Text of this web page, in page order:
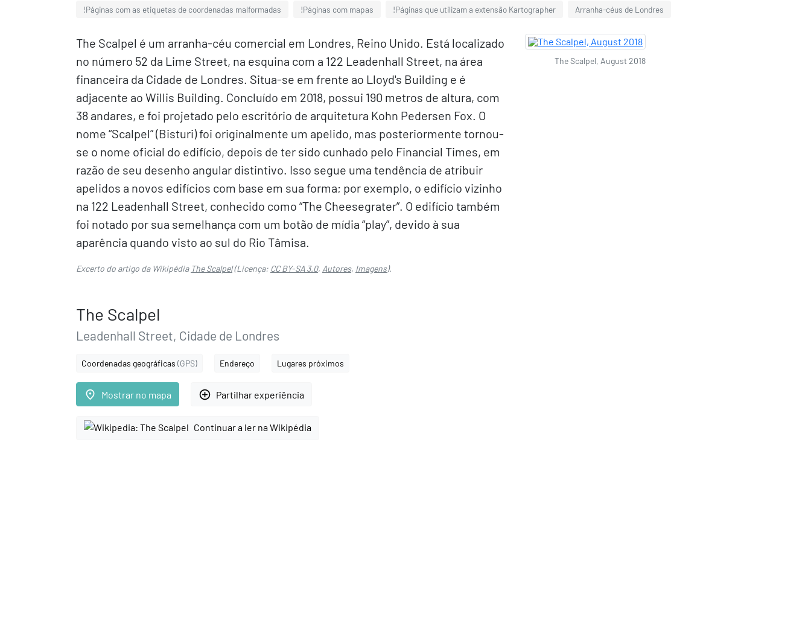
!Páginas com as etiquetas de coordenadas malformadas !Páginas com mapas !Páginas que utilizam a extensão Kartographer Arranha-céus de Londres
The Scalpel é um arranha-céu comercial em Londres, Reino Unido. Está localizado
no número 52 da Lime Street, na esquina com a 122 Leadenhall Street, na área
financeira da Cidade de Londres. Situa-se em frente ao Lloyd's Building e é
adjacente ao Willis Building. Concluído em 2018, possui 190 metros de altura, com
38 andares, e foi projetado pelo escritório de arquitetura Kohn Pedersen Fox. O
nome “Scalpel” (Bisturi) foi originalmente um apelido, mas posteriormente tornou-
se o nome oficial do edifício, depois de ter sido cunhado pelo Financial Times, em
razão de seu desenho angular distintivo. Isso segue uma tendência de atribuir
apelidos a novos edifícios com base em sua forma; por exemplo, o edifício vizinho
na 122 Leadenhall Street, conhecido como “The Cheesegrater”. O edifício também
foi notado por sua semelhança com um botão de mídia “play”, devido à sua
aparência quando visto ao sul do Rio Tâmisa.
Excerto do artigo da Wikipédia The Scalpel(Licença: CC BY-SA 3.0, Autores, Imagens).
The Scalpel
Leadenhall Street, Cidade de Londres
Coordenadas geográficas (GPS) Endereço Lugares próximos
place Mostrar no mapa add_circle_outline Partilhar experiência
Continuar a ler na Wikipédia
The Scalpel, August 2018